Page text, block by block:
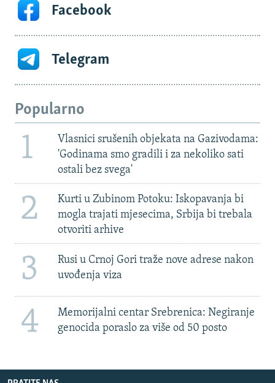
Facebook
Telegram
Popularno
1
Vlasnici srušenih objekata na Gazivodama:
'Godinama smo gradili i za nekoliko sati
ostali bez svega'
2
Kurti u Zubinom Potoku: Iskopavanja bi
mogla trajati mjesecima, Srbija bi trebala
otvoriti arhive
3
Rusi u Crnoj Gori traže nove adrese nakon
uvođenja viza
4
Memorijalni centar Srebrenica: Negiranje
genocida poraslo za više od 50 posto